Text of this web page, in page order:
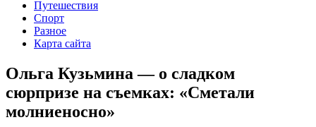
Путешествия
Спорт
Разное
Карта сайта
Ольга Кузьмина — о сладком
сюрпризе на съемках: «Сметали
молниеносно»